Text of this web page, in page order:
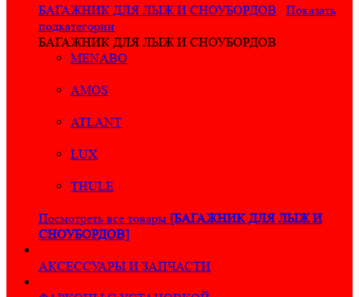
БАГАЖНИК ДЛЯ ЛЫЖ И СНОУБОРДОВ
Показать
подкатегории
БАГАЖНИК ДЛЯ ЛЫЖ И СНОУБОРДОВ
MENABO
AMOS
ATLANT
LUX
THULE
Посмотреть все товары [БАГАЖНИК ДЛЯ ЛЫЖ И
СНОУБОРДОВ]
АКСЕССУАРЫ И ЗАПЧАСТИ